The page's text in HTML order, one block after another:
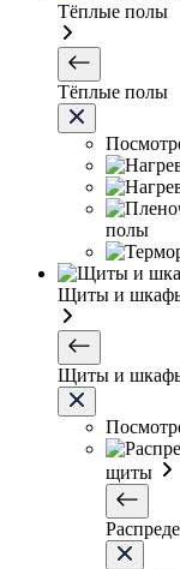
Тёплые полы
Тёплые полы
полы
Щиты и
Щиты и
щиты